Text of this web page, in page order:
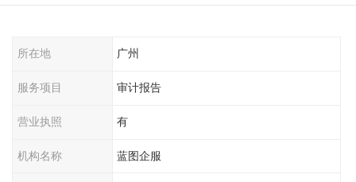
所在地 广州
服务项目 审计报告
营业执照 有
机构名称 蓝图企服